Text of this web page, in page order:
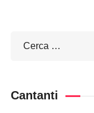
Cantanti